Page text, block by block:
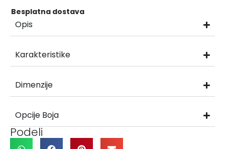
Besplatna dostava
Opis
Karakteristike
Dimenzije
Opcije Boja
Podeli